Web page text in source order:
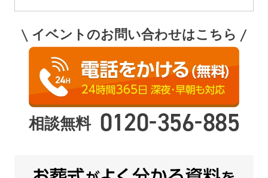
イベントのお問い合わせはこちら
相談無料 0120-356-885